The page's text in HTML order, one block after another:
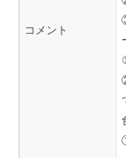
コメント